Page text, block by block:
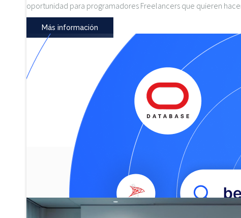
oportunidad para programadores Freelancers que quieren
Más información